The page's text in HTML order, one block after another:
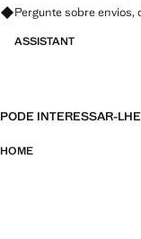
Pergunte sobre envios,
ASSISTANT
PODE INTERESSAR-LHE
HOME